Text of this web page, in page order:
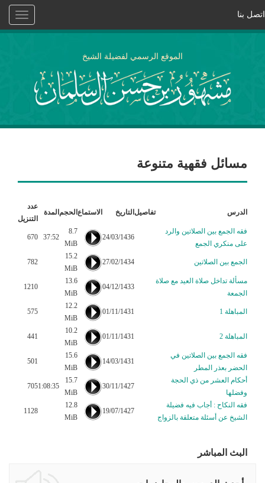
Toggle
اتصل بنا
الموقع الرسمي لفضيلة الشيخ
مسائل فقهية متنوعة
الدرس تفاصيلالتاريخ الاستماعالحجمالمدة
عدد
التنزيل
فقه الجمع بين الصلاتين والرد
على منكري الجمع
24/03/1436
8.7
MiB
37:52
670
الجمع بين الصلاتين 27/02/1434
15.2
MiB
782
مسألة تداخل صلاة العيد مع صلاة
الجمعة
04/12/1433
13.6
MiB
1210
المباهلة 1 01/11/1431
12.2
MiB
575
المباهلة 2 01/11/1431
10.2
MiB
441
فقه الجمع بين الصلاتين في
الحضر بعذر المطر
14/03/1431
15.6
MiB
501
أحكام العشر من ذي الحجة
وفضلها
30/11/1427
15.7
MiB
1:08:35
705
فقه النكاح : أجاب فيه فضيلة
الشيخ عن أسئلة متعلقة بالزواج
19/07/1427
12.8
MiB
1128
البث المباشر